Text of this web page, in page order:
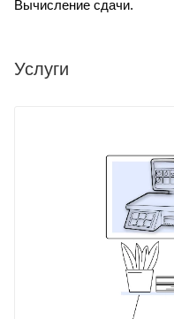
Вычисление сдачи.
Услуги